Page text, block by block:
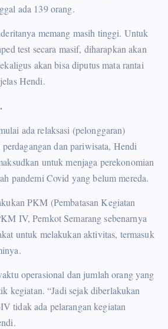
ada 139 orang.
memang masih tinggi. Untuk
test secara masif, diharapkan akan
akan bisa diputus mata rantai
Hendi.
ada relaksasi (pelonggaran)
dan pariwisata, Hendi
untuk menjaga perekonomian
pandemi Covid yang belum mereda.
PKM (Pembatasan Kegiatan
IV, Pemkot Semarang sebenarnya
untuk melakukan aktivitas, termasuk
operasional dan jumlah orang yang
kegiatan. “Jadi sejak diberlakukan
tidak ada pelarangan kegiatan